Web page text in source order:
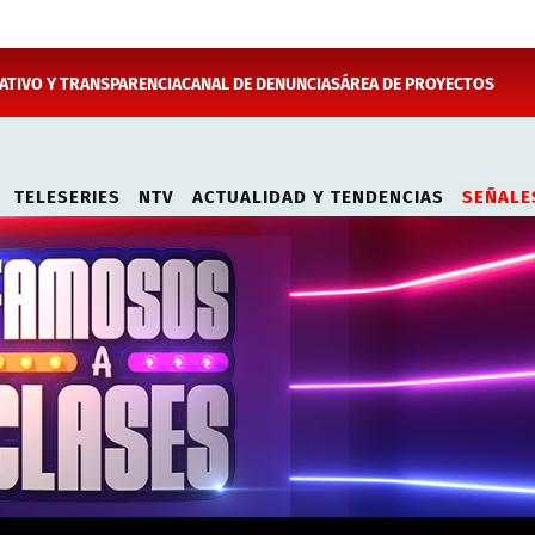
Y TRANSPARENCIACANAL DE DENUNCIASÁREA DE PROYECTOS
TELESERIES NTV ACTUALIDAD Y TENDENCIAS